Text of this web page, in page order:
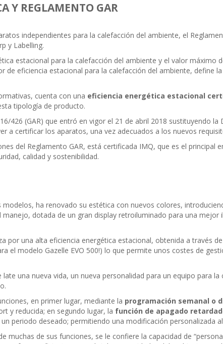
Y REGLAMENTO GAR
independientes para la calefacción del ambiente, el
y Labelling.
estacional para la calefacción del ambiente y el valor
de eficiencia estacional para la calefacción del ambiente, define
cuenta con una eficiencia energética estacional
tipología de producto.
426 (GAR) que entró en vigor el 21 de abril 2018 sustituyendo
a certificar los aparatos, una vez adecuados a los nuevos
del Reglamento GAR, está certificada IMQ, que es el
calidad y sostenibilidad.
modelos, ha renovado su estética con nuevos colores,
dotada de un gran display retroiluminado para una
por una alta eficiencia energética estacional, obtenida a través
el modelo Gazelle EVO 500!) lo que permite unos costes de
late una nueva vida, un nueva personalidad para un equipo para
en primer lugar, mediante la programación semanal o
y reducida; en segundo lugar, la función de apagado
periodo deseado; permitiendo una modificación personalizada
muchas de sus funciones, se le confiere la capacidad de